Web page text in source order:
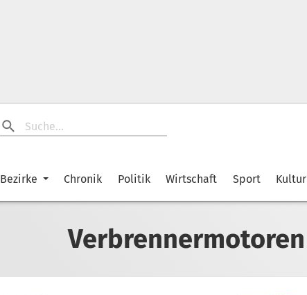
Bezirke Chronik Politik Wirtschaft Sport Kultur
Verbrennermotoren